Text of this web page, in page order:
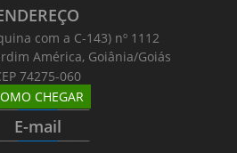
com a C-143) nº 1112
América, Goiânia/Goiás
74275-060
CHEGAR
________________
E-mail
________________